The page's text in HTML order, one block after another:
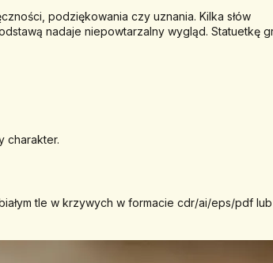
podziękowania czy uznania. Kilka słów
nadaje niepowtarzalny wygląd. Statuetkę
charakter.
tle w krzywych w formacie cdr/ai/eps/pdf